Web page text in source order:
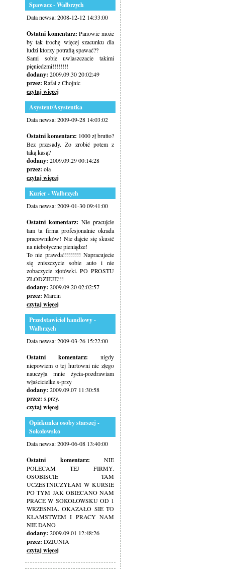
Spawacz - Wałbrzych
Data newsa: 2008-12-12 14:33:00
Ostatni komentarz: Panowie może
by tak trochę więcej szacunku dla
ludzi ktorzy potrafią spawać??
Sami sobie uwlaszczacie takimi
pięniedzmi!!!!!!!!
dodany: 2009.09.30 20:02:49
przez: Rafal z Chojnic
czytaj więcej
Asystent/Asystentka
Data newsa: 2009-09-28 14:03:02
Ostatni komentarz: 1000 zł brutto?
Bez przesady. Zo zrobić potem z
taką kasą?
dodany: 2009.09.29 00:14:28
przez: ola
czytaj więcej
Kurier - Wałbrzych
Data newsa: 2009-01-30 09:41:00
Ostatni komentarz: Nie pracujcie
tam ta firma profesjonalnie okrada
pracowników! Nie dajcie się skusić
na niebotyczne pieniądze!
To nie prawda!!!!!!!!! Napracujecie
się zniszczycie sobie auto i nie
zobaczycie złotówki. PO PROSTU
ZŁODZIEJE!!!
dodany: 2009.09.20 02:02:57
przez: Marcin
czytaj więcej
Przedstawiciel handlowy -
Wałbrzych
Data newsa: 2009-03-26 15:22:00
Ostatni komentarz: nigdy
niepowiem o tej hurtowni nic złego
nauczyła mnie życia-pozdrawiam
właścicielke.s-przy
dodany: 2009.09.07 11:30:58
przez: s.przy.
czytaj więcej
Opiekunka osoby starszej -
Sokołowsko
Data newsa: 2009-06-08 13:40:00
Ostatni komentarz: NIE
POLECAM TEJ FIRMY.
OSOBISCIE TAM
UCZESTNICZYŁAM W KURSIE
PO TYM JAK OBIECANO NAM
PRACE W SOKOŁOWSKU OD 1
WRZESNIA. OKAZAŁO SIE TO
KŁAMSTWEM I PRACY NAM
NIE DANO
dodany: 2009.09.01 12:48:26
przez: DZIUNIA
czytaj więcej